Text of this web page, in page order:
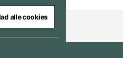
alle cookies